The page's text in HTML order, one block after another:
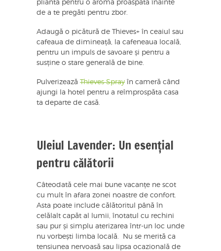
pliantă pentru o aromă proaspătă înainte
de a te pregăti pentru zbor.
Adaugă o picătură de Thieves+ în ceaiul sau
cafeaua de dimineață, la cafeneaua locală,
pentru un impuls de savoare și pentru a
susține o stare generală de bine.
Pulverizează Thieves Spray în cameră când
ajungi la hotel pentru a reîmprospăta casa
ta departe de casă.
Uleiul Lavender: Un esențial
pentru călătorii
Câteodată cele mai bune vacanțe ne scot
cu mult în afara zonei noastre de confort.
Asta poate include călătoritul până în
celălalt capăt al lumii, înotatul cu rechini
sau pur și simplu aterizarea într-un loc unde
nu vorbești limba locală. Nu se merită ca
tensiunea nervoasă sau lipsa ocazională de